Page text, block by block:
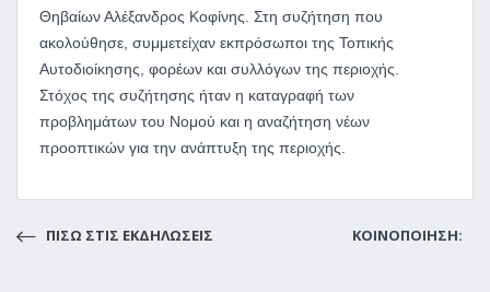
Θηβαίων Αλέξανδρος Κοφίνης. Στη συζήτηση που
ακολούθησε, συμμετείχαν εκπρόσωποι της Τοπικής
Αυτοδιοίκησης, φορέων και συλλόγων της περιοχής.
Στόχος της συζήτησης ήταν η καταγραφή των
προβλημάτων του Νομού και η αναζήτηση νέων
προοπτικών για την ανάπτυξη της περιοχής.
ΠΙΣΩ ΣΤΙΣ ΕΚΔΗΛΩΣΕΙΣ ΚΟΙΝΟΠΟΙΗΣΗ: